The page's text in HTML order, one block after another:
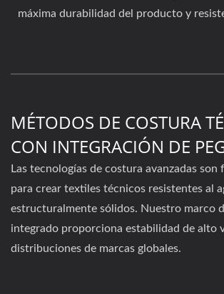
máxima durabilidad del producto y
MÉTODOS DE COSTURA
CON INTEGRACIÓN DE
Las tecnologías de costura avanzadas son
para crear textiles técnicos resistentes al
estructuralmente sólidos. Nuestro marco
integrado proporciona estabilidad de alto
distribuciones de marcas globales.